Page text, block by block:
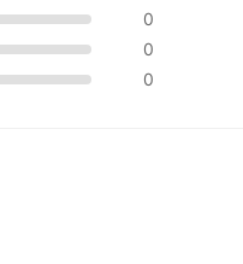
0
0
0